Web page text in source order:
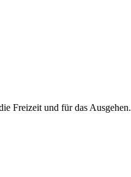
Freizeit und für das Ausgehen.